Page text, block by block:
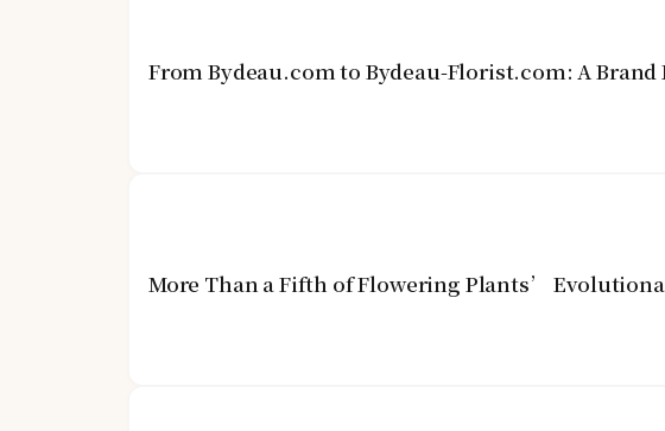
From Bydeau.com to Bydeau-Florist.com: A
More Than a Fifth of Flowering Plants’